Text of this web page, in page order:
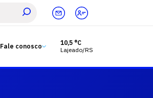
Fale conosco
10,5 °C
Lajeado/RS